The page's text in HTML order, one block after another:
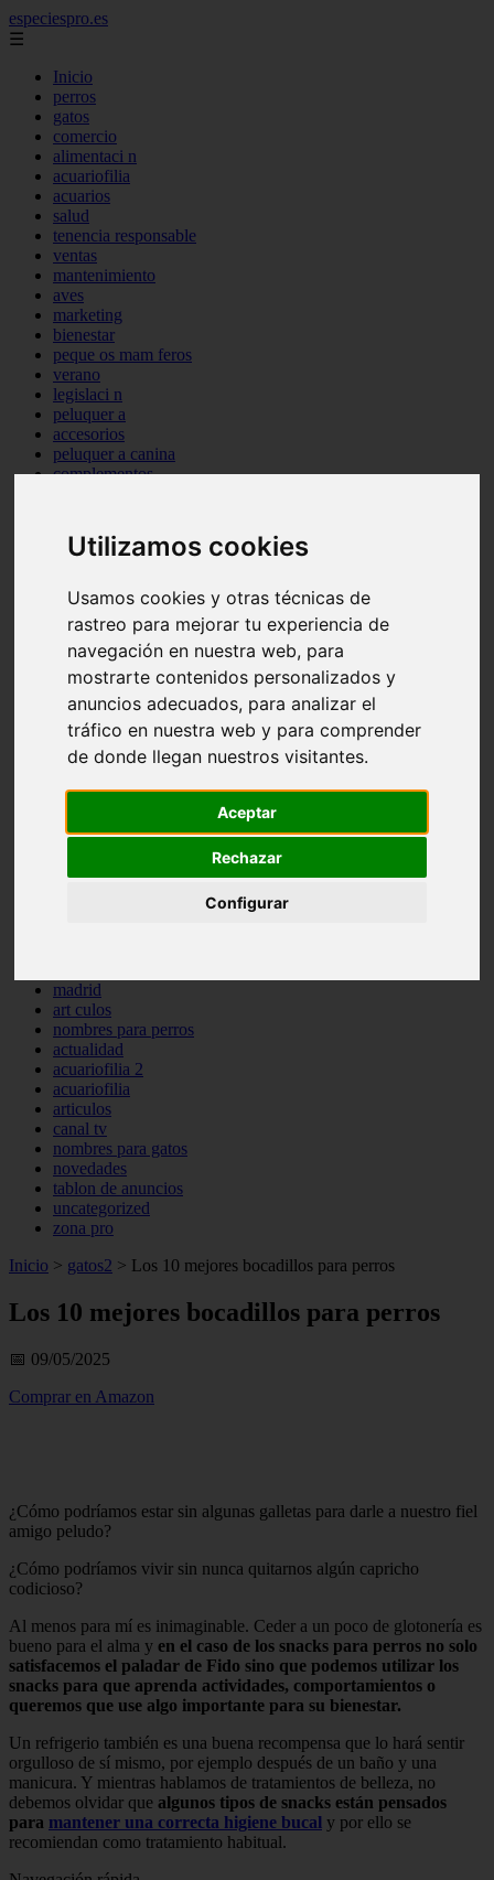
Utilizamos cookies
Usamos cookies y otras técnicas de
rastreo para mejorar tu experiencia de
navegación en nuestra web, para
mostrarte contenidos personalizados y
anuncios adecuados, para analizar el
tráfico en nuestra web y para comprender
de donde llegan nuestros visitantes.
Aceptar
Rechazar
Configurar
especiespro.es
☰
Inicio
perros
gatos
comercio
alimentaci n
acuariofilia
acuarios
salud
tenencia responsable
ventas
mantenimiento
aves
marketing
bienestar
peque os mam feros
verano
legislaci n
peluquer a
accesorios
peluquer a canina
complementos
protagonistas
reptiles
adopci n
higiene
snacks
acuario
comercios
estanques
viajar
cr a
especies invasoras
madrid
art culos
nombres para perros
actualidad
acuariofilia 2
acuariofilia
articulos
canal tv
nombres para gatos
novedades
tablon de anuncios
uncategorized
zona pro
Inicio > gatos2 > Los 10 mejores bocadillos para perros
Los 10 mejores bocadillos para perros
📅 09/05/2025
Comprar en Amazon
¿Cómo podríamos estar sin algunas galletas para darle a nuestro fiel
amigo peludo?
¿Cómo podríamos vivir sin nunca quitarnos algún capricho
codicioso?
Al menos para mí es inimaginable. Ceder a un poco de glotonería es
bueno para el alma y en el caso de los snacks para perros no solo
satisfacemos el paladar de Fido sino que podemos utilizar los
snacks para que aprenda actividades, comportamientos o
queremos que use algo importante para su bienestar.
Un refrigerio también es una buena recompensa que lo hará sentir
orgulloso de sí mismo, por ejemplo después de un baño y una
manicura. Y mientras hablamos de tratamientos de belleza, no
debemos olvidar que algunos tipos de snacks están pensados ​​
para mantener una correcta higiene bucal y por ello se
recomiendan como tratamiento habitual.